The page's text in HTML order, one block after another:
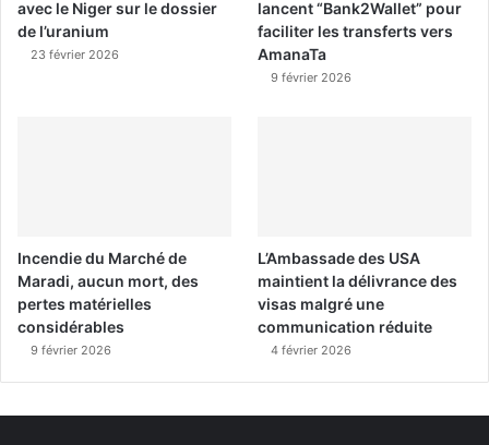
avec le Niger sur le dossier
de l’uranium
23 février 2026
lancent “Bank2Wallet” pour
faciliter les transferts vers
AmanaTa
9 février 2026
Incendie du Marché de
Maradi, aucun mort, des
pertes matérielles
considérables
9 février 2026
L’Ambassade des USA
maintient la délivrance des
visas malgré une
communication réduite
4 février 2026